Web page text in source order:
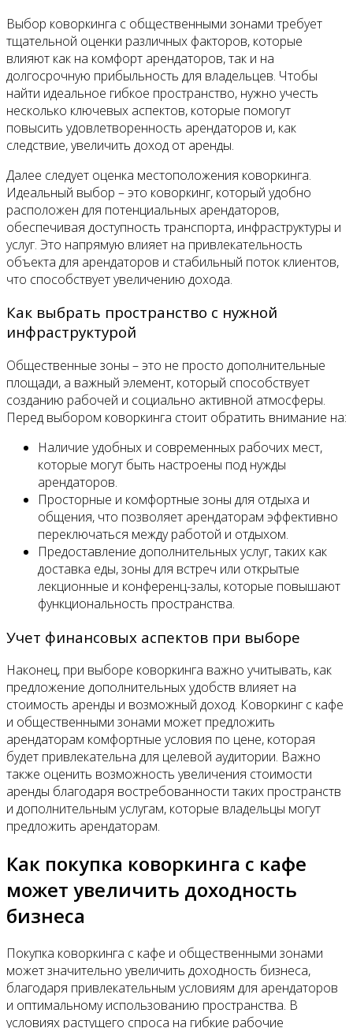
Выбор коворкинга с общественными зонами требует
тщательной оценки различных факторов, которые
влияют как на комфорт арендаторов, так и на
долгосрочную прибыльность для владельцев. Чтобы
найти идеальное гибкое пространство, нужно учесть
несколько ключевых аспектов, которые помогут
повысить удовлетворенность арендаторов и, как
следствие, увеличить доход от аренды.
Далее следует оценка местоположения коворкинга.
Идеальный выбор – это коворкинг, который удобно
расположен для потенциальных арендаторов,
обеспечивая доступность транспорта, инфраструктуры и
услуг. Это напрямую влияет на привлекательность
объекта для арендаторов и стабильный поток клиентов,
что способствует увеличению дохода.
Как выбрать пространство с нужной
инфраструктурой
Общественные зоны – это не просто дополнительные
площади, а важный элемент, который способствует
созданию рабочей и социально активной атмосферы.
Перед выбором коворкинга стоит обратить внимание на:
Наличие удобных и современных рабочих мест,
которые могут быть настроены под нужды
арендаторов.
Просторные и комфортные зоны для отдыха и
общения, что позволяет арендаторам эффективно
переключаться между работой и отдыхом.
Предоставление дополнительных услуг, таких как
доставка еды, зоны для встреч или открытые
лекционные и конференц-залы, которые повышают
функциональность пространства.
Учет финансовых аспектов при выборе
Наконец, при выборе коворкинга важно учитывать, как
предложение дополнительных удобств влияет на
стоимость аренды и возможный доход. Коворкинг с кафе
и общественными зонами может предложить
арендаторам комфортные условия по цене, которая
будет привлекательна для целевой аудитории. Важно
также оценить возможность увеличения стоимости
аренды благодаря востребованности таких пространств
и дополнительным услугам, которые владельцы могут
предложить арендаторам.
Как покупка коворкинга с кафе
может увеличить доходность
бизнеса
Покупка коворкинга с кафе и общественными зонами
может значительно увеличить доходность бизнеса,
благодаря привлекательным условиям для арендаторов
и оптимальному использованию пространства. В
условиях растущего спроса на гибкие рабочие